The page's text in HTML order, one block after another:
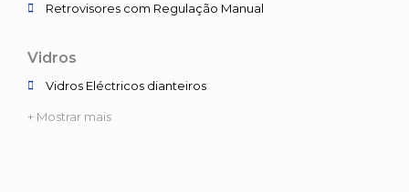
Retrovisores com Regulação Manual
Vidros
Vidros Eléctricos dianteiros
+ Mostrar mais